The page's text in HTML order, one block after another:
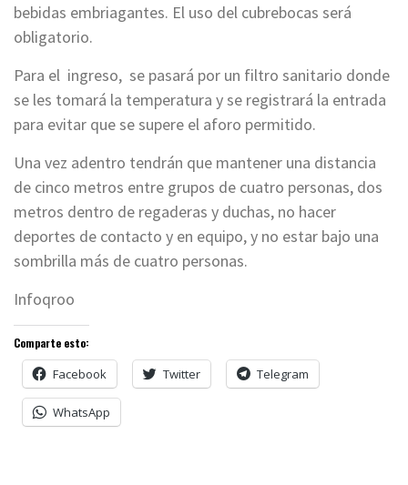
bebidas embriagantes. El uso del cubrebocas será
obligatorio.
Para el ingreso, se pasará por un filtro sanitario donde
se les tomará la temperatura y se registrará la entrada
para evitar que se supere el aforo permitido.
Una vez adentro tendrán que mantener una distancia
de cinco metros entre grupos de cuatro personas, dos
metros dentro de regaderas y duchas, no hacer
deportes de contacto y en equipo, y no estar bajo una
sombrilla más de cuatro personas.
Infoqroo
Comparte esto:
Facebook Twitter Telegram
WhatsApp